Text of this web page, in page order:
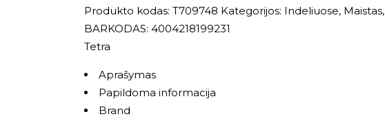
Produkto kodas: T709748 Kategorijos: Indeliuose, Maistas,
BARKODAS: 4004218199231
Tetra
Aprašymas
Papildoma informacija
Brand